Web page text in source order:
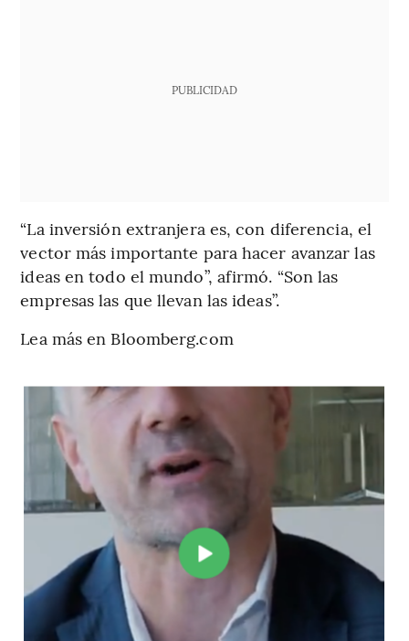
PUBLICIDAD
“La inversión extranjera es, con diferencia, el
vector más importante para hacer avanzar las
ideas en todo el mundo”, afirmó. “Son las
empresas las que llevan las ideas”.
Lea más en Bloomberg.com